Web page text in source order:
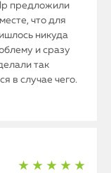
предложили
что для
никуда
и сразу
так
в случае чего.
★ ★ ★ ★ ★